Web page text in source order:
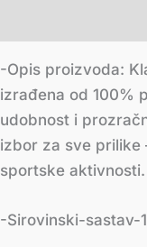
-Opis proizvoda:
izrađena od 100%
udobnost i
izbor za sve prilike
sportske aktivnosti.
-Sirovinski-sastav-